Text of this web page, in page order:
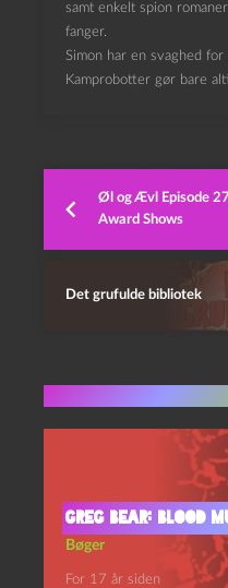
samt enkelt spion
fanger.
Simon har en svaghed for
Kamprobotter gør bare
Øl og Ævl Episode
Award Shows
Det grufulde bibliotek
Greg Bear: Blood
Bøger
For 17 år siden